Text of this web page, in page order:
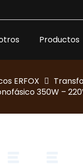
Productos
ERFOX
350W –